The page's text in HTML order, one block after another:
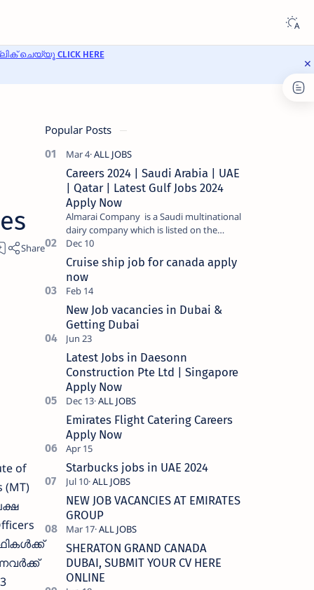
ചെയ്യൂ CLICK HERE
of
(MT)
Popular Posts
Careers 2024 | Saudi Arabia | UAE
| Qatar | Latest Gulf Jobs 2024
Apply Now
Almarai Company is a Saudi multinational
dairy company which is listed on the
Tadawul stock exchange. It specializes in
food and bevera…
Cruise ship job for canada apply
now
New Job vacancies in Dubai &
Getting Dubai
Latest Jobs in Daesonn
Construction Pte Ltd | Singapore
Apply Now
Emirates Flight Catering Careers
Apply Now
Starbucks jobs in UAE 2024
NEW JOB VACANCIES AT EMIRATES
GROUP
SHERATON GRAND CANADA
DUBAI, SUBMIT YOUR CV HERE
ONLINE